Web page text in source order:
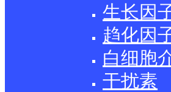
生长因
趋化因
白细胞
干扰素